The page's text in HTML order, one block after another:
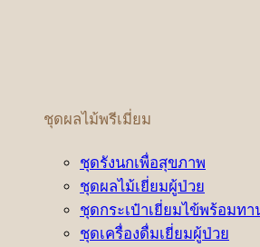
ชุดผลไม้พรีเมี่ยม
ชุดรังนกเพื่อสุขภาพ
ชุดผลไม้เยี่ยมผู้ป่วย
ชุดกระเป๋าเยี่ยมไข้พร้อมทา
ชุดเครื่องดื่มเยี่ยมผู้ป่วย